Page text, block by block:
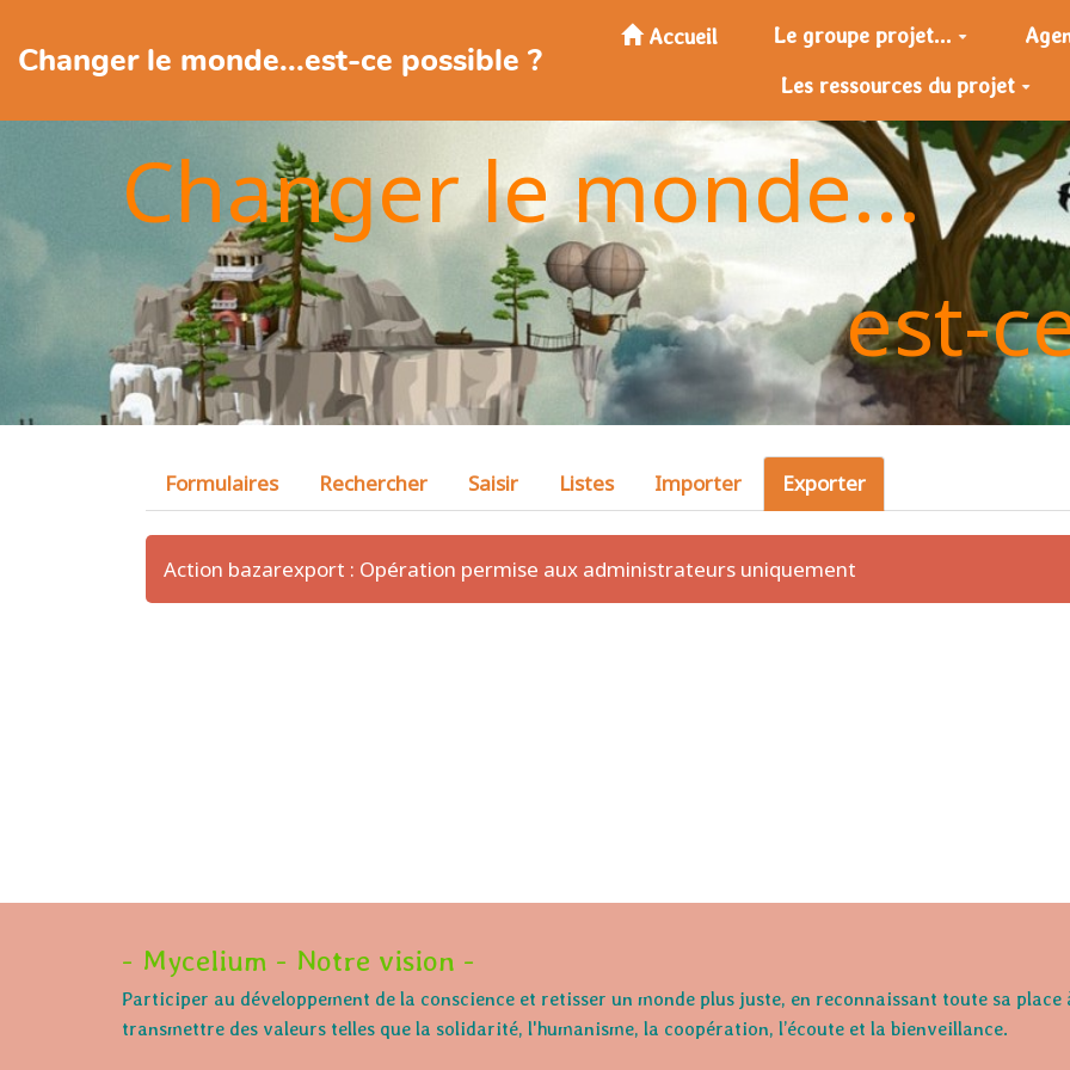
Changer le monde...est-ce possible ?
Accueil Le groupe projet...
Les ressources du projet
Changer le monde...
est-
Formulaires Rechercher Saisir Listes Importer Exporter
Action bazarexport : Opération permise aux administrateurs uniquement
- Mycelium - Notre vision -
Participer au développement de la conscience et retisser un monde plus juste, en reconnaissant toute sa
transmettre des valeurs telles que la solidarité, l'humanisme, la coopération, l’écoute et la bienveillance.